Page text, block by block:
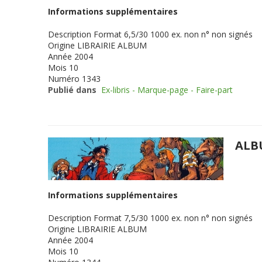
Informations supplémentaires
Description Format 6,5/30 1000 ex. non n° non signés
Origine LIBRAIRIE ALBUM
Année 2004
Mois 10
Numéro 1343
Publié dans Ex-libris - Marque-page - Faire-part
Informations supplémentaires
Description Format 7,5/30 1000 ex. non n° non signés
Origine LIBRAIRIE ALBUM
Année 2004
Mois 10